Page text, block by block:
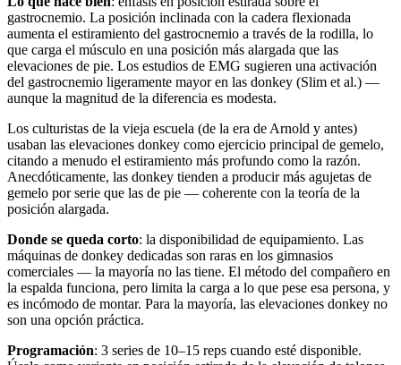
gastrocnemio. La posición inclinada con la cadera flexionada
aumenta el estiramiento del gastrocnemio a través de la rodilla, lo
que carga el músculo en una posición más alargada que las
elevaciones de pie. Los estudios de EMG sugieren una activación
del gastrocnemio ligeramente mayor en las donkey (Slim et al.) —
aunque la magnitud de la diferencia es modesta.
Los culturistas de la vieja escuela (de la era de Arnold y antes)
usaban las elevaciones donkey como ejercicio principal de gemelo,
citando a menudo el estiramiento más profundo como la razón.
Anecdóticamente, las donkey tienden a producir más agujetas de
gemelo por serie que las de pie — coherente con la teoría de la
posición alargada.
Donde se queda corto: la disponibilidad de equipamiento. Las
máquinas de donkey dedicadas son raras en los gimnasios
comerciales — la mayoría no las tiene. El método del compañero en
la espalda funciona, pero limita la carga a lo que pese esa persona, y
es incómodo de montar. Para la mayoría, las elevaciones donkey no
son una opción práctica.
Programación: 3 series de 10–15 reps cuando esté disponible.